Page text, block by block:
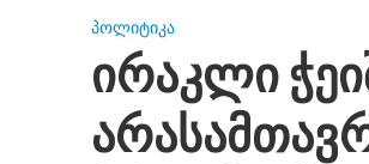
ᲞᲝᲚᲘᲢᲘᲙᲐ
ირაკლი